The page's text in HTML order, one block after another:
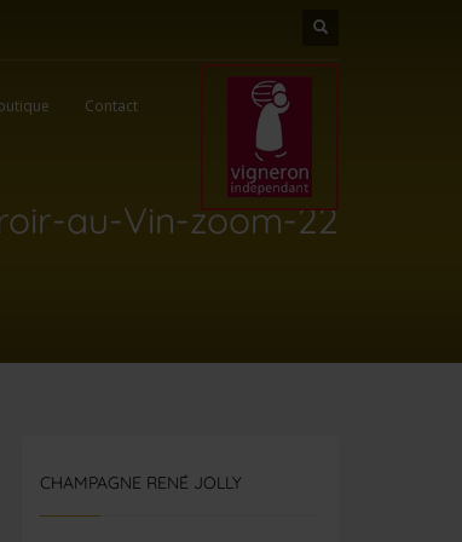
Contact
au-Vin-zoom-22
CHAMPAGNE RENÉ JOLLY